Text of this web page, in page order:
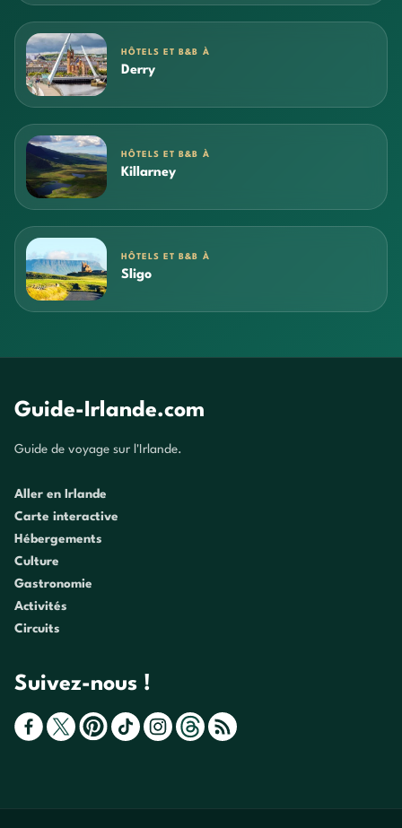
HÔTELS ET B&B À
Derry
HÔTELS ET B&B À
Killarney
HÔTELS ET B&B À
Sligo
Guide-Irlande.com
Guide de voyage sur l'Irlande.
Aller en Irlande
Carte interactive
Hébergements
Culture
Gastronomie
Activités
Circuits
Suivez-nous !